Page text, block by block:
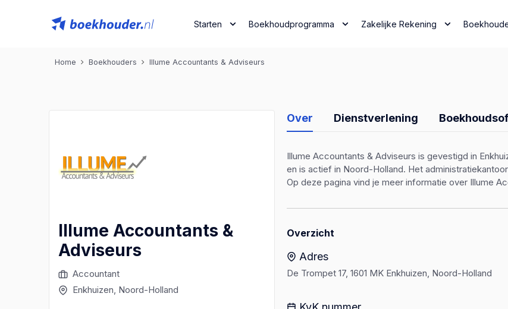
Starten Boekhoudprogramma Zakelijke Rekening
Home Boekhouders Illume Accountants & Adviseurs
Illume Accountants &
Adviseurs
Accountant
Enkhuizen, Noord-Holland
Over Dienstverlening
Illume Accountants & Adviseurs is gevestigd in
en is actief in Noord-Holland. Het
Op deze pagina vind je meer informatie over Illume
Overzicht
Adres
De Trompet 17, 1601 MK Enkhuizen, Noord-Holland